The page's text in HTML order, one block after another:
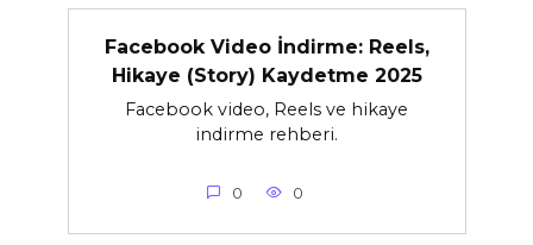
Facebook Video İndirme: Reels,
Hikaye (Story) Kaydetme 2025
Facebook video, Reels ve hikaye
indirme rehberi.
0 0